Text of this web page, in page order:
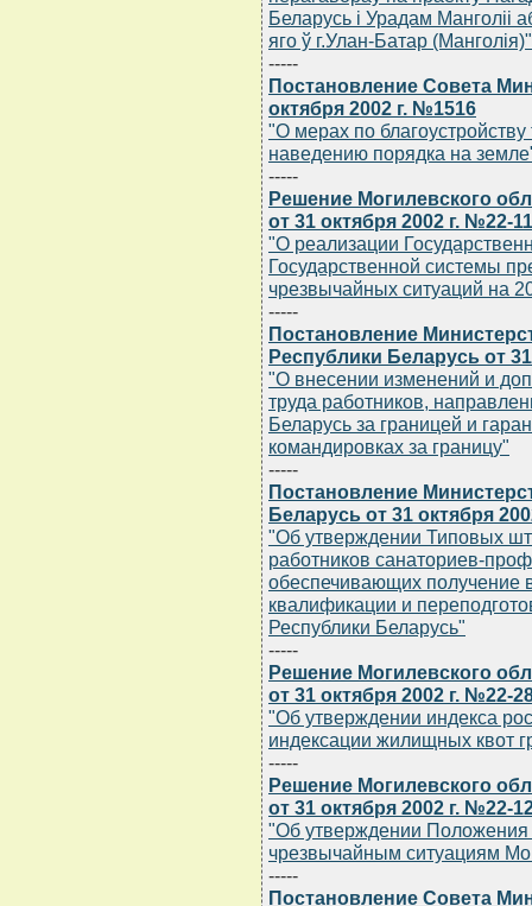
Беларусь i Урадам Манголii
яго ў г.Улан-Батар (Манголiя)"
-----
Постановление Совета
октября 2002 г. №1516
"О мерах по
наведению порядка на
-----
Решение Могилевского
от 31 октября 2002 г. №22-11
"О реализации
Государственной системы
чрезвычайных ситуаций на
-----
Постановление
Республики Беларусь от
"О внесении изменений и
труда работников,
Беларусь за границей и
командировках за границу"
-----
Постановление
Беларусь от 31 октября
"Об утверждении Типовых
работников санаториев-
обеспечивающих
квалификации и
Республики Беларусь"
-----
Решение Могилевского
от 31 октября 2002 г. №22-
"Об утверждении индекса
индексации жилищных квот
-----
Решение Могилевского
от 31 октября 2002 г. №22-
"Об утверждении Положения
чрезвычайным ситуациям
-----
Постановление Совета